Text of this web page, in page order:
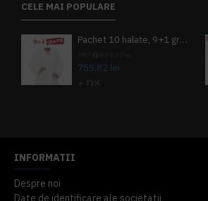
CELE MAI POPULARE
Pachet 10 halate, 9+1 gratuit
755,82 lei
+ TVA
INFORMATII
Despre noi
Date de identificare ale societatii